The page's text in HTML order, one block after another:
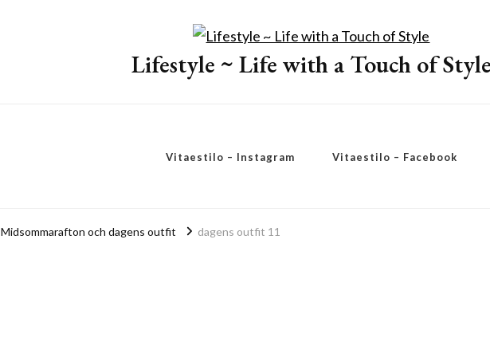
Lifestyle ~ Life with a Touch of
Vitaestilo – Instagram Vitaestilo – Facebook
Midsommarafton och dagens outfit dagens outfit 11